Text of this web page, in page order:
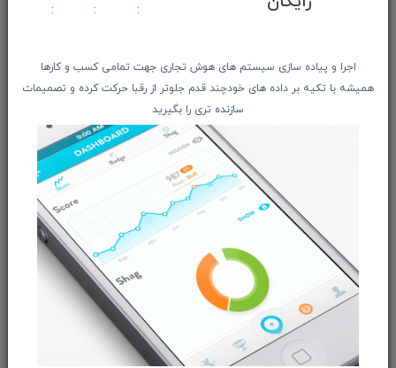
اجرا و پیاده سازی سیستم های هوش تجاری جهت تمامی کسب و کارها
همیشه با تکیه بر داده های خودچند قدم جلوتر از رقبا حرکت کرده و تصمیمات
سازنده تری را بگیرید
اخبار فناوری اطلاعات
از تخفیف‌ها و جدیدترین‌های فروشگاه ما باخبر شوید:
ثبت‌نام
ما را در شبکه‌های اجتماعی دنبال کنید: